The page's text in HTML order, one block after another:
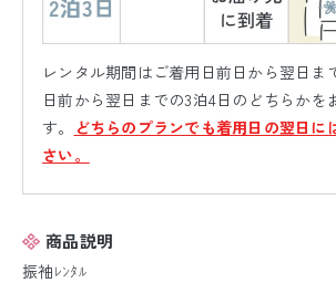
レンタル期間はご着用日前日から翌日ま
日前から翌日までの3泊4日のどちらかを
す。
どちらのプランでも着用日の翌日に
さい。
商品説明
振袖ﾚﾝﾀﾙ